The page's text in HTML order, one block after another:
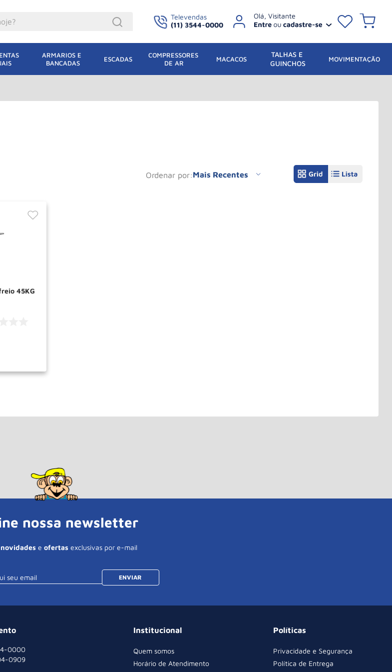
Televendas
(11) 3544-0000
ARMARIOS E
BANCADAS
ESCADAS
COMPRESSORES
DE AR
MACACOS
TALHAS E
GUINCHOS
MOVIMENTAÇÃO
ordenar por Mais Recentes
45KG
nossa newsletter
novidades e ofertas exclusivas por e-mail
ENVIAR
0000
0909
Institucional
Quem somos
Horário de Atendimento
Políticas
Privacidade e Segurança
Política de Entrega